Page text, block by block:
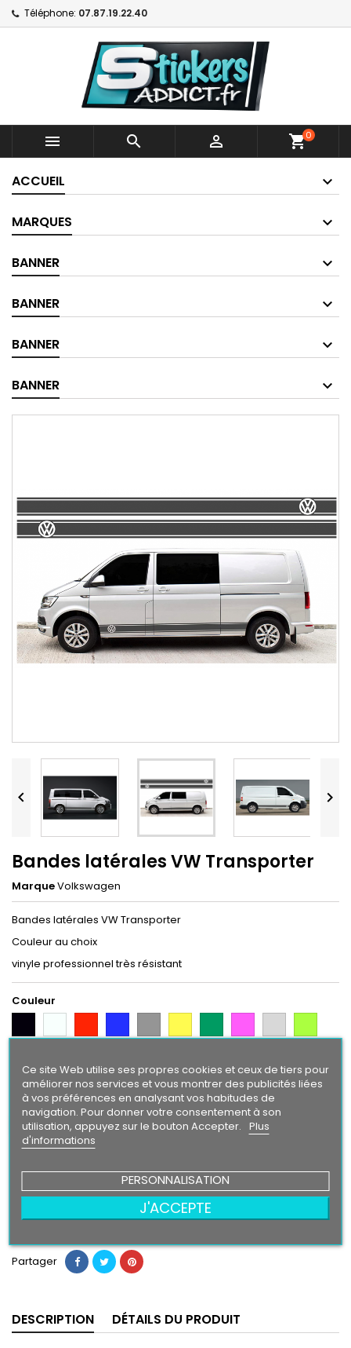
Téléphone: 07.87.19.22.40
   shopping_cart0
ACCUEIL
MARQUES
BANNER
BANNER
BANNER
BANNER
 
Bandes latérales VW Transporter
MarqueVolkswagen
Bandes latérales VW Transporter
Couleur au choix
vinyle professionnel très résistant
Couleur
ArgentCitron
Intense
Finition
Brillant
Mat
49,90 €
 Ajouter au panier
Partager
DESCRIPTION DÉTAILS DU PRODUIT
Ce site Web utilise ses propres cookies et ceux de tiers pour
améliorer nos services et vous montrer des publicités liées
à vos préférences en analysant vos habitudes de
navigation. Pour donner votre consentement à son
utilisation, appuyez sur le bouton Accepter. Plus
d'informations
PERSONNALISATION
J'ACCEPTE